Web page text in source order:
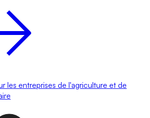
les entreprises de l'agriculture et de